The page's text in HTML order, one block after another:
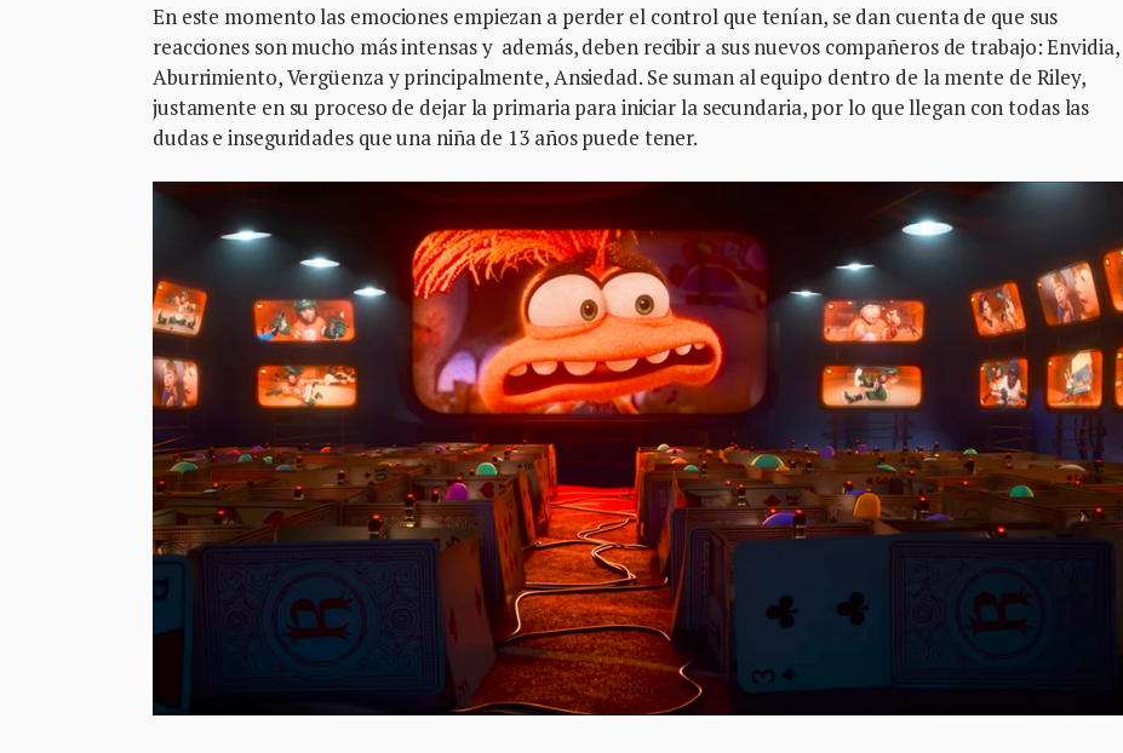
En este momento las emociones empiezan a perder el control que tenían, se dan cuenta de que sus
reacciones son mucho más intensas y además, deben recibir a sus nuevos compañeros de trabajo: Envidia,
Aburrimiento, Vergüenza y principalmente, Ansiedad. Se suman al equipo dentro de la mente de Riley,
justamente en su proceso de dejar la primaria para iniciar la secundaria, por lo que llegan con todas las
dudas e inseguridades que una niña de 13 años puede tener.